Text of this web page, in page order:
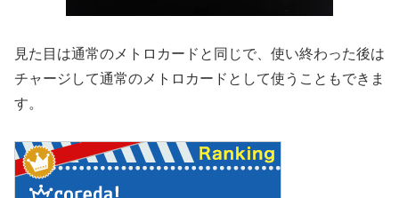
見た目は通常のメトロカードと同じで、使い終わった後は
チャージして通常のメトロカードとして使うこともできま
す。